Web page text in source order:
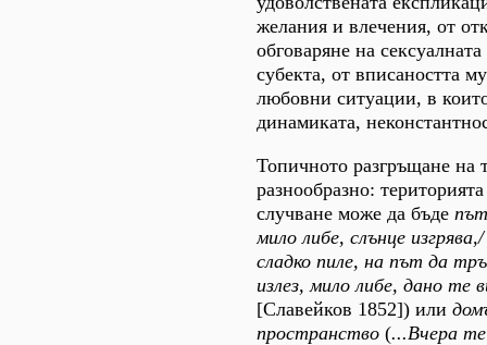
желания и влечения, от
обговаряне на
субекта, от вписаността
любовни ситуации, в
динамиката,
Топичното разгръщане на
разнообразно:
случване може да бъде
мило либе, слънце
сладко пиле, на път да
излез, мило либе, дано те
[Славейков 1852]) или
пространство (...Вчера те